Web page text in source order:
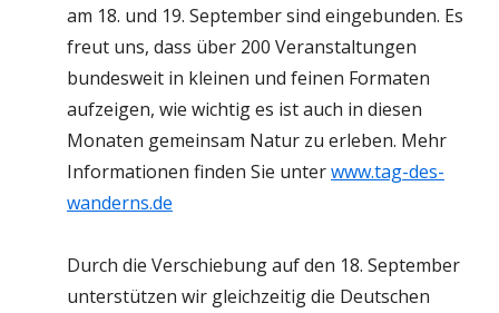
am 18. und 19. September sind eingebunden. Es
freut uns, dass über 200 Veranstaltungen
bundesweit in kleinen und feinen Formaten
aufzeigen, wie wichtig es ist auch in diesen
Monaten gemeinsam Natur zu erleben. Mehr
Informationen finden Sie unterwww.tag-des-
wanderns.de
Durch die Verschiebung auf den 18. September
unterstützen wir gleichzeitig die Deutschen